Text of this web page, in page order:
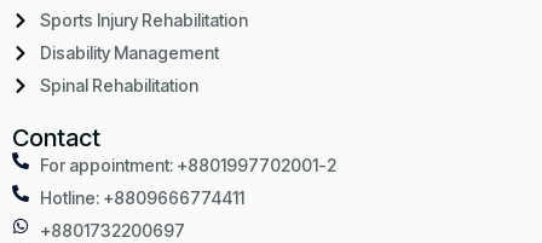
Sports Injury Rehabilitation
Disability Management
Spinal Rehabilitation
Contact
For appointment: +8801997702001-2
Hotline: +8809666774411
+8801732200697